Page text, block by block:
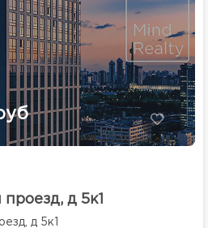
д 5к1
д 5к1